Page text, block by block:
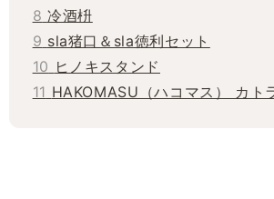
8 冷酒枡
9 sla猪口＆sla徳利セット
10 ヒノキスタンド
11 HAKOMASU（ハコマス） カト